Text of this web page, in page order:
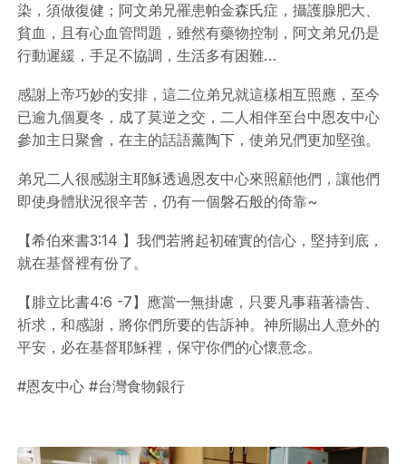
染，須做復健；阿文弟兄罹患帕金森氏症，攝護腺肥大、
貧血，且有心血管問題，雖然有藥物控制，阿文弟兄仍是
行動遲緩，手足不協調，生活多有困難…
感謝上帝巧妙的安排，這二位弟兄就這樣相互照應，至今
已逾九個夏冬，成了莫逆之交，二人相伴至台中恩友中心
參加主日聚會，在主的話語薰陶下，使弟兄們更加堅強。
弟兄二人很感謝主耶穌透過恩友中心來照顧他們，讓他們
即使身體狀況很辛苦，仍有一個磐石般的倚靠~
【希伯來書3:14 】我們若將起初確實的信心，堅持到底，
就在基督裡有份了。
【腓立比書4:6 -7】應當一無掛慮，只要凡事藉著禱告、
祈求，和感謝，將你們所要的告訴神。神所賜出人意外的
平安，必在基督耶穌裡，保守你們的心懷意念。
#恩友中心 #台灣食物銀行